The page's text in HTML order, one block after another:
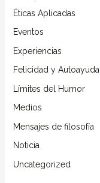
o
r
Éticas Aplicadas
Eventos
Experiencias
Felicidad y Autoayuda
Límites del Humor
Medios
Mensajes de filosofía
Noticia
Uncategorized